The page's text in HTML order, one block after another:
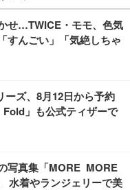
せ…TWICE・モモ、色気
すんごい」「気絶しちゃ
ズ、8月12日から予約
」も公式ティザーで
写真集「MORE MORE
水着やランジェリーで美